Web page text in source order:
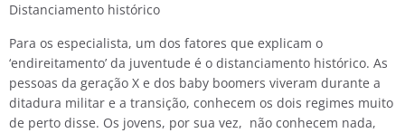
Distanciamento histórico
Para os especialista, um dos fatores que explicam o
‘endireitamento’ da juventude é o distanciamento histórico. As
pessoas da geração X e dos baby boomers viveram durante a
ditadura militar e a transição, conhecem os dois regimes muito
de perto disse. Os jovens, por sua vez, não conhecem nada,